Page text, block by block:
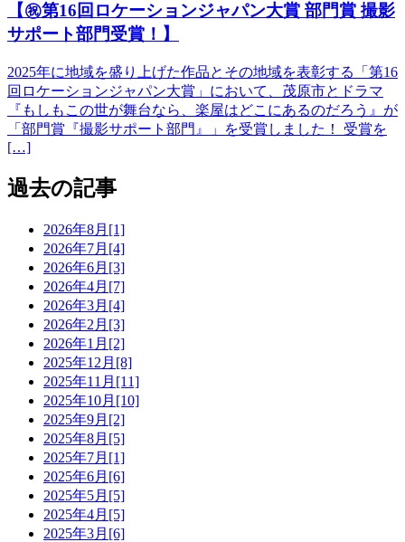
【㊗第16回ロケーションジャパン大賞 部門賞 撮影
サポート部門受賞！】
2025年に地域を盛り上げた作品とその地域を表彰する「第16
回ロケーションジャパン大賞」において、茂原市とドラマ
『もしもこの世が舞台なら、楽屋はどこにあるのだろう』が
「部門賞『撮影サポート部門』」を受賞しました！ 受賞を
[…]
過去の記事
2026年8月[1]
2026年7月[4]
2026年6月[3]
2026年4月[7]
2026年3月[4]
2026年2月[3]
2026年1月[2]
2025年12月[8]
2025年11月[11]
2025年10月[10]
2025年9月[2]
2025年8月[5]
2025年7月[1]
2025年6月[6]
2025年5月[5]
2025年4月[5]
2025年3月[6]